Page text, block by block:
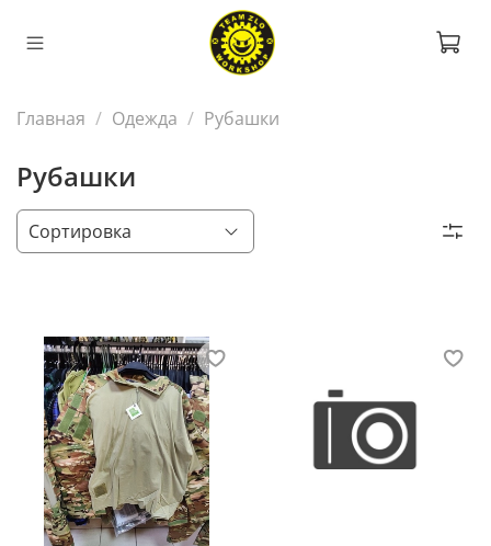
Главная Одежда Рубашки
Рубашки